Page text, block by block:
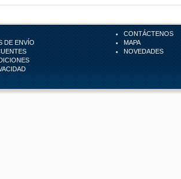
DE ENVÍO
CONTÁCTENOS
MAPA
NOVEDADES